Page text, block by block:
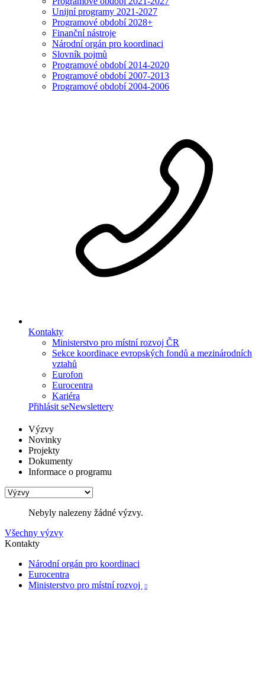
Unijní programy 2021-2027
Programové období 2028+
Finanční nástroje
Národní orgán pro koordinaci
Slovník pojmů
Programové období 2014-2020
Programové období 2007-2013
Programové období 2004-2006
Kontakty
Ministerstvo pro místní rozvoj ČR
Sekce koordinace evropských fondů a mezinárodních
vztahů
Eurofon
Eurocentra
Kariéra
Přihlásit seNewslettery
Výzvy
Novinky
Projekty
Dokumenty
Informace o programu
Nebyly nalezeny žádné výzvy.
Všechny výzvy
Kontakty
Národní orgán pro koordinaci
Eurocentra
Ministerstvo pro místní rozvoj
